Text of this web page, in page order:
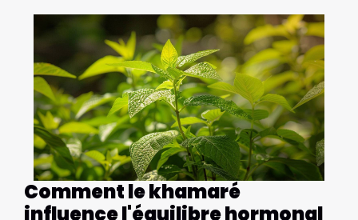
Comment le khamaré
influence l'équilibre hormonal